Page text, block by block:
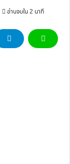
อ่านจบใน 2 นาที